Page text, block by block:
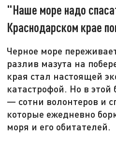
"Наше море надо
Краснодарском крае
Черное море
разлив мазута на
края стал настоящей
катастрофой. Но в этой
— сотни волонтеров и
которые ежедневно
моря и его обитателей.